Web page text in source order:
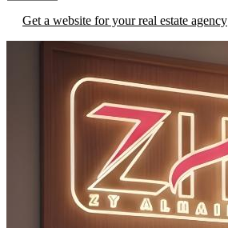
Get a website for your real estate agency